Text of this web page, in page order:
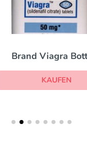
Brand Viagra Bottled
KAUFEN